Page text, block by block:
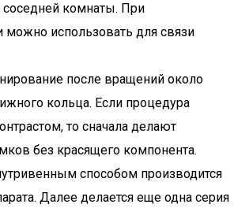
соседней комнаты. При
можно использовать для связи
после вращений около
кольца. Если процедура
то сначала делают
без красящего компонента.
способом производится
Далее делается еще одна серия